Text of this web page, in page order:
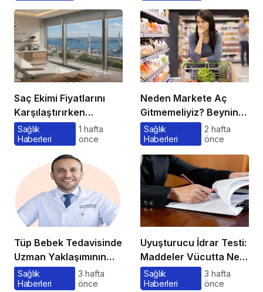
Saç Ekimi Fiyatlarını
Karşılaştırırken
Gözden Kaçan
Maliyetler
Sağlık
Haberleri
1 hafta
önce
Neden Markete Aç
Gitmemeliyiz? Beynin
Satın Alma Psikolojisi
Sağlık
Haberleri
2 hafta
önce
Tüp Bebek Tedavisinde
Uzman Yaklaşımının
Önemi ve Bilinmesi
Gerekenler
Sağlık
Haberleri
3 hafta
önce
Uyuşturucu İdrar Testi:
Maddeler Vücutta Ne
Kadar Kalır, Süreç
Nasıl İşler?
Sağlık
Haberleri
3 hafta
önce